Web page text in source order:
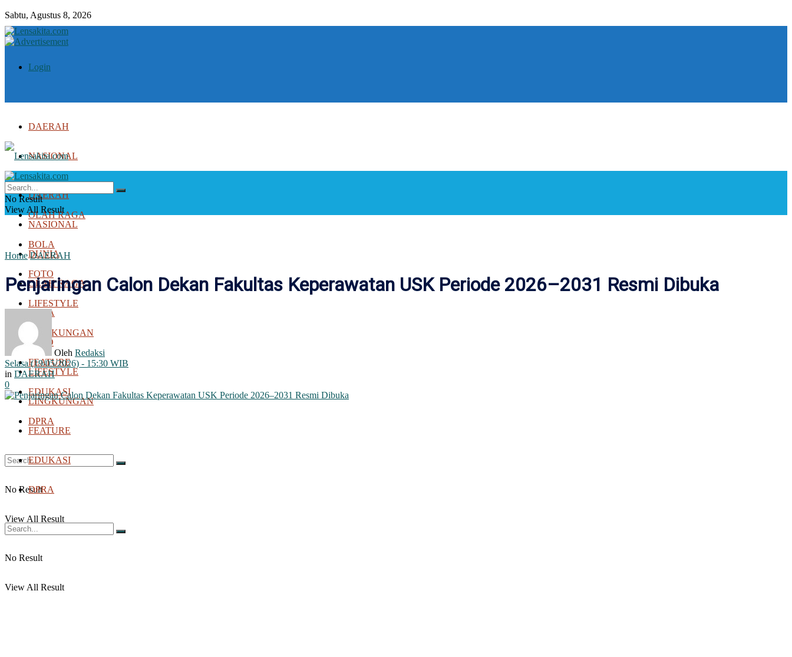
Sabtu, Agustus 8, 2026
Login
DAERAH
NASIONAL
DUNIA
OLAH RAGA
BOLA
FOTO
LIFESTYLE
LINGKUNGAN
FEATURE
EDUKASI
DPRA
No Result
View All Result
DAERAH
NASIONAL
DUNIA
OLAH RAGA
BOLA
FOTO
LIFESTYLE
LINGKUNGAN
FEATURE
EDUKASI
DPRA
No Result
View All Result
No Result
View All Result
Home DAERAH
Penjaringan Calon Dekan Fakultas Keperawatan USK Periode 2026–2031 Resmi Dibuka
Oleh Redaksi
Selasa (19/05/2026) - 15:30 WIB
in DAERAH
0